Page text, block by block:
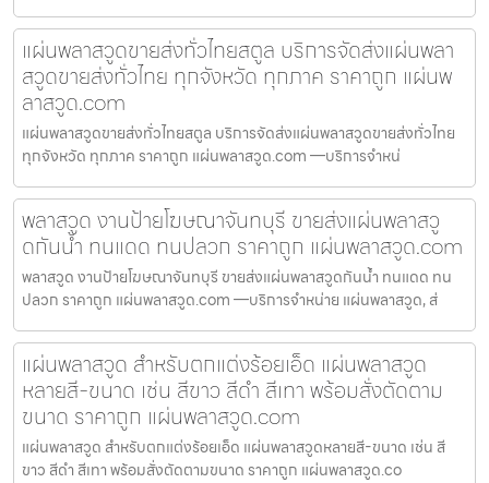
แผ่นพลาสวูดขายส่งทั่วไทยสตูล บริการจัดส่งแผ่นพลา
สวูดขายส่งทั่วไทย ทุกจังหวัด ทุกภาค ราคาถูก แผ่นพ
ลาสวูด.com
แผ่นพลาสวูดขายส่งทั่วไทยสตูล บริการจัดส่งแผ่นพลาสวูดขายส่งทั่วไทย
ทุกจังหวัด ทุกภาค ราคาถูก แผ่นพลาสวูด.com —บริการจำหน่
พลาสวูด งานป้ายโฆษณาจันทบุรี ขายส่งแผ่นพลาสวู
ดกันน้ำ ทนแดด ทนปลวก ราคาถูก แผ่นพลาสวูด.com
พลาสวูด งานป้ายโฆษณาจันทบุรี ขายส่งแผ่นพลาสวูดกันน้ำ ทนแดด ทน
ปลวก ราคาถูก แผ่นพลาสวูด.com —บริการจำหน่าย แผ่นพลาสวูด, ส่
แผ่นพลาสวูด สำหรับตกแต่งร้อยเอ็ด แผ่นพลาสวูด
หลายสี-ขนาด เช่น สีขาว สีดำ สีเทา พร้อมสั่งตัดตาม
ขนาด ราคาถูก แผ่นพลาสวูด.com
แผ่นพลาสวูด สำหรับตกแต่งร้อยเอ็ด แผ่นพลาสวูดหลายสี-ขนาด เช่น สี
ขาว สีดำ สีเทา พร้อมสั่งตัดตามขนาด ราคาถูก แผ่นพลาสวูด.co